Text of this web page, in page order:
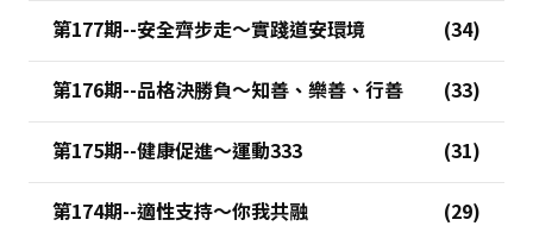
第177期--安全齊步走～實踐道安環境
第176期--品格決勝負～知善、樂善、行善
第175期--健康促進～運動333
第174期--適性支持～你我共融